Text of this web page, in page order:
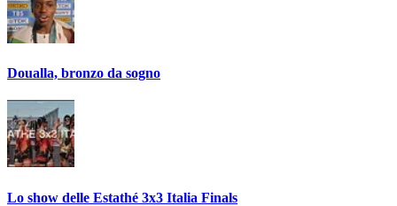
Doualla, bronzo da sogno
Lo show delle Estathé 3x3 Italia Finals